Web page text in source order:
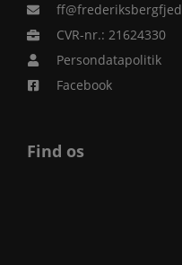
CVR-nr.: 21624330
Persondatapolitik
Facebook
Find os